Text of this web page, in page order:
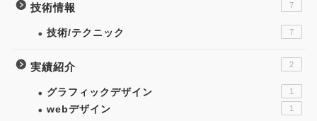
技術情報 7
技術/テクニック 7
実績紹介 2
グラフィックデザイン 1
webデザイン 1